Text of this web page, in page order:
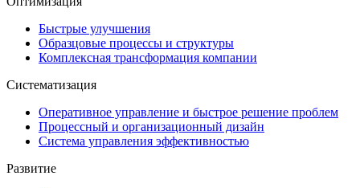
Быстрые улучшения
Образцовые процессы и структуры
Комплексная трансформация компании
Систематизация
Оперативное управление и быстрое решение проблем
Процессный и организационный дизайн
Система управления эффективностью
Развитие